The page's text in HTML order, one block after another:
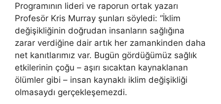
Programının lideri ve raporun ortak yazarı
Profesör Kris Murray şunları söyledi: “İklim
değişikliğinin doğrudan insanların sağlığına
zarar verdiğine dair artık her zamankinden daha
net kanıtlarımız var. Bugün gördüğümüz sağlık
etkilerinin çoğu – aşırı sıcaktan kaynaklanan
ölümler gibi – insan kaynaklı iklim değişikliği
olmasaydı gerçekleşemezdi.